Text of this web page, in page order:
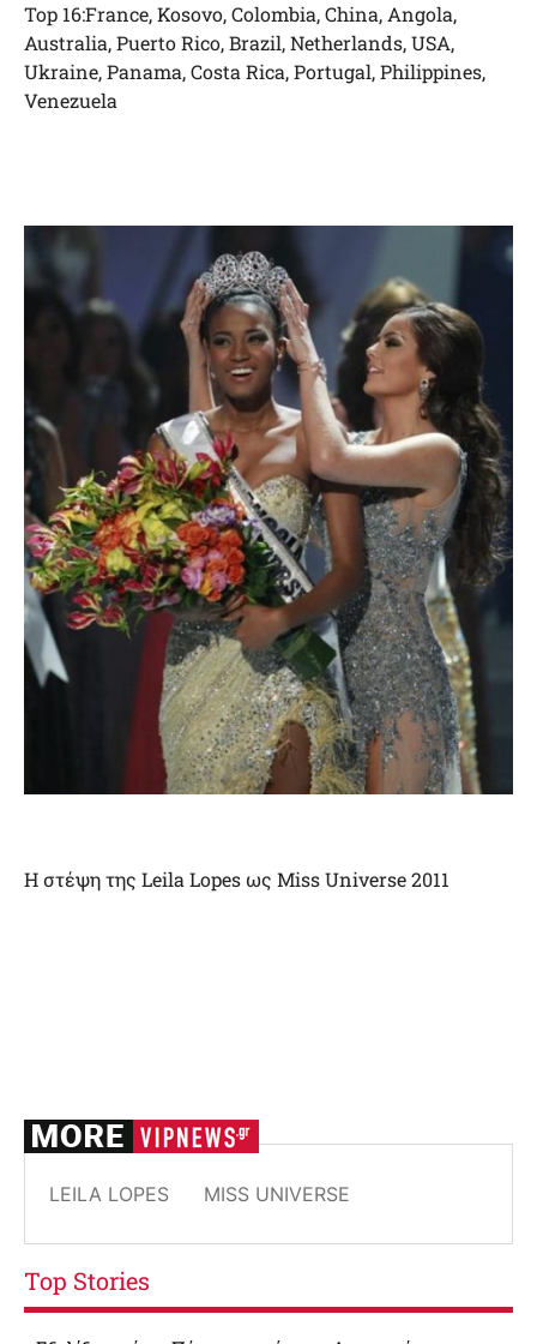
Top 16:France, Kosovo, Colombia, China, Angola,
Australia, Puerto Rico, Brazil, Netherlands, USA,
Ukraine, Panama, Costa Rica, Portugal, Philippines,
Venezuela
H στέψη της Leila Lopes ως Miss Universe 2011
LEILA LOPES ΜISS UNIVERSE
Top Stories